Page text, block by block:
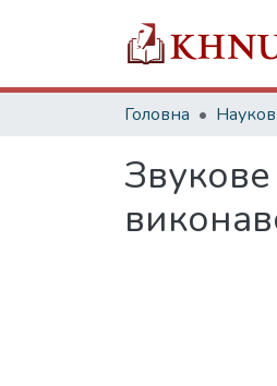
Головна